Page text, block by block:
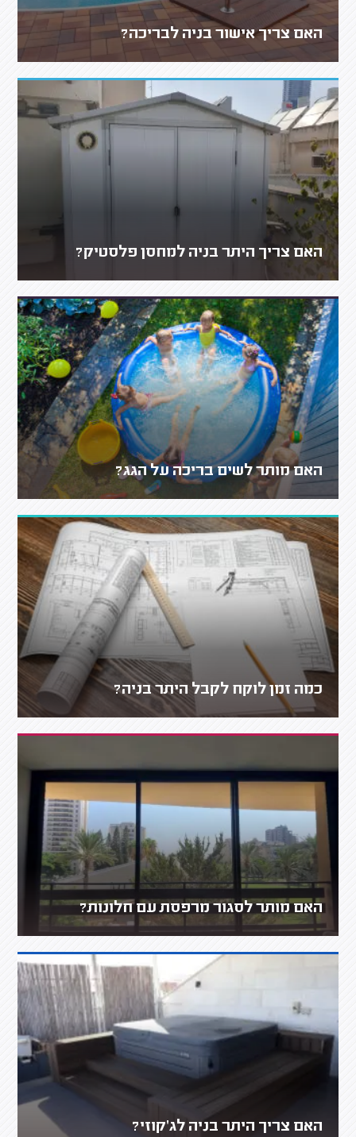
האם צריך אישור בניה לבריכה?
האם צריך היתר בניה למחסן פלסטיק?
האם מותר לשים בריכה על הגג?
כמה זמן לוקח לקבל היתר בניה?
האם מותר לסגור מרפסת עם חלונות?
האם צריך היתר בניה לג'קוזי?